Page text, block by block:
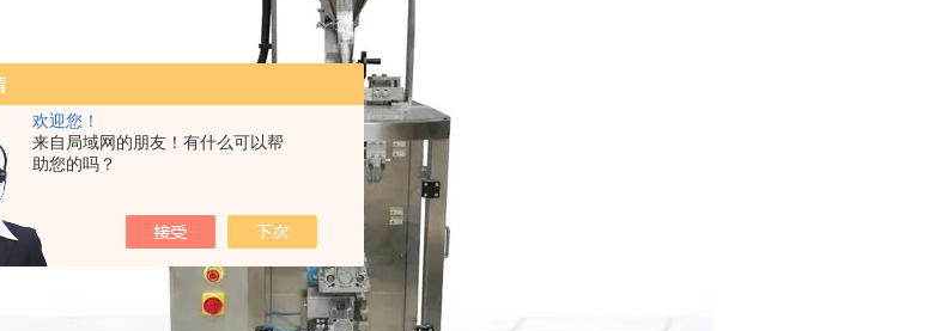
欢迎您！
来自局域网的朋友！有什么可以帮
助您的吗？